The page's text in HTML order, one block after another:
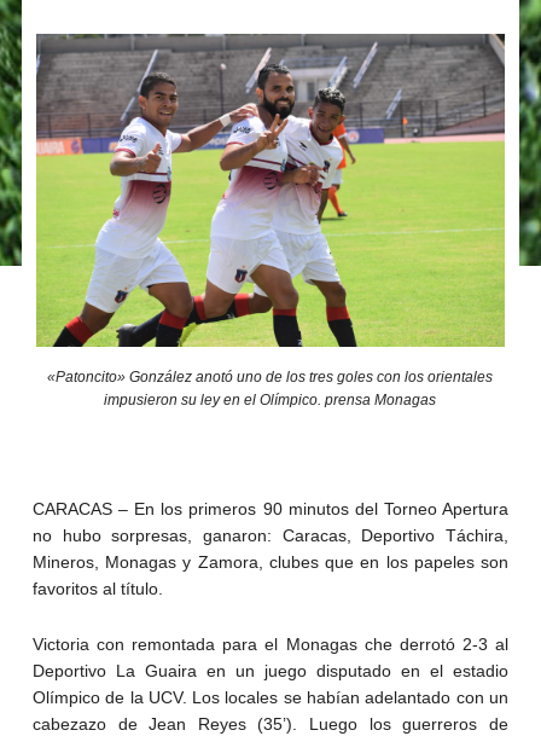
«Patoncito» González anotó uno de los tres goles con los orientales
impusieron su ley en el Olímpico. prensa Monagas
CARACAS – En los primeros 90 minutos del Torneo Apertura
no hubo sorpresas, ganaron: Caracas, Deportivo Táchira,
Mineros, Monagas y Zamora, clubes que en los papeles son
favoritos al título.
Victoria con remontada para el Monagas che derrotó 2-3 al
Deportivo La Guaira en un juego disputado en el estadio
Olímpico de la UCV. Los locales se habían adelantado con un
cabezazo de Jean Reyes (35’). Luego los guerreros de